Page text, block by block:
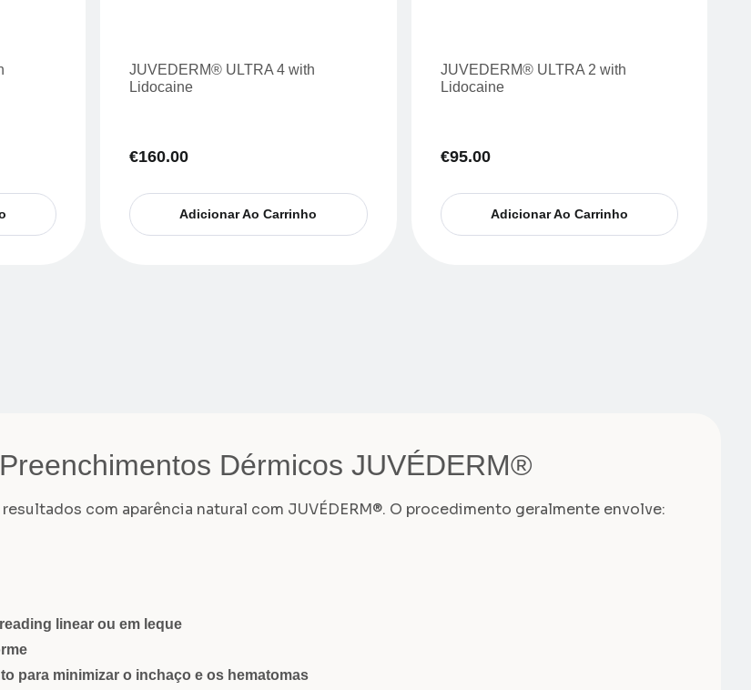
JUVEDERM® ULTRA 4 with
Lidocaine
€160.00
Adicionar Ao Carrinho
JUVEDERM® ULTRA 2 with
Lidocaine
€95.00
Adicionar Ao Carrinho
Dérmicos JUVÉDERM®
com aparência natural com JUVÉDERM®. O procedimento geralmente envolve:
linear ou em leque
para minimizar o inchaço e os hematomas